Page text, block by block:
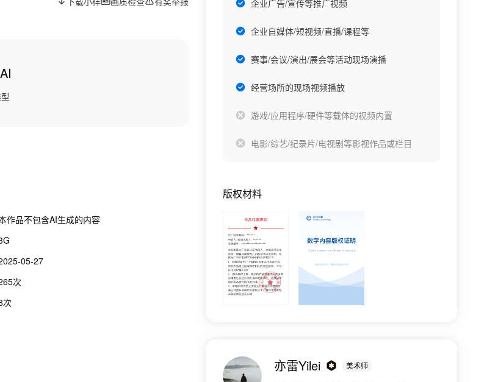
作品不包含AI生成的内容
05-27
次
次
企业广告/宣传等推广视频
企业自媒体/短视频/直播/课程等
赛事/会议/演出/展会等活动现场演播
经营场所的现场视频播放
游戏/应用程序/硬件等载体的视频内置
电影/综艺/纪录片/电视剧等影视作品或栏目
版权材料
亦雷Yilei 美术师